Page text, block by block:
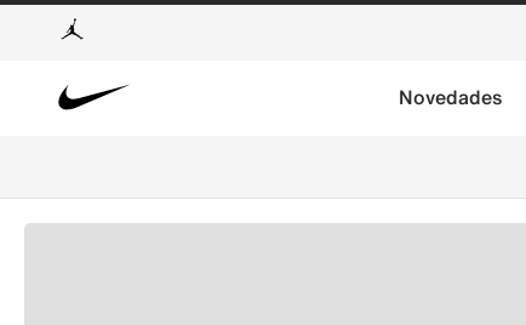
Novedades